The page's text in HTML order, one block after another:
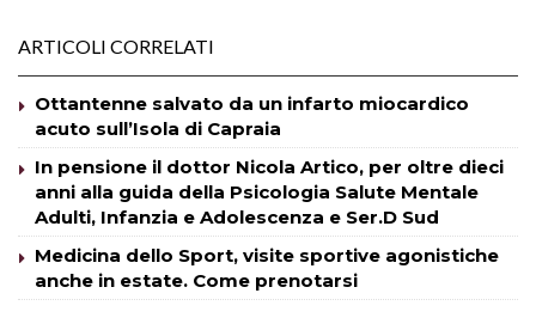
ARTICOLI CORRELATI
Ottantenne salvato da un infarto miocardico
acuto sull’Isola di Capraia
In pensione il dottor Nicola Artico, per oltre dieci
anni alla guida della Psicologia Salute Mentale
Adulti, Infanzia e Adolescenza e Ser.D Sud
Medicina dello Sport, visite sportive agonistiche
anche in estate. Come prenotarsi